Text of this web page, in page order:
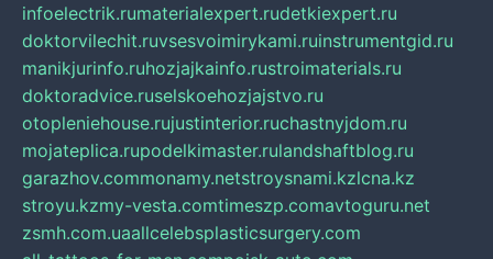
infoelectrik.rumaterialexpert.rudetkiexpert.ru
doktorvilechit.ruvsesvoimirykami.ruinstrumentgid.ru
manikjurinfo.ruhozjajkainfo.rustroimaterials.ru
doktoradvice.ruselskoehozjajstvo.ru
otopleniehouse.rujustinterior.ruchastnyjdom.ru
mojateplica.rupodelkimaster.rulandshaftblog.ru
garazhov.commonamy.netstroysnami.kzlcna.kz
stroyu.kzmy-vesta.comtimeszp.comavtoguru.net
zsmh.com.uaallcelebsplasticsurgery.com